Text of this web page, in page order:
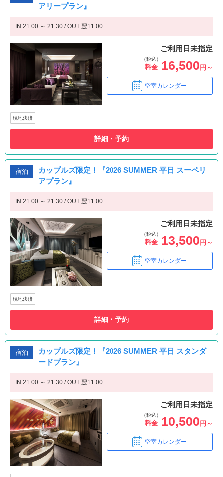
アリープラン』
IN 21:00 ～ 21:30 / OUT 翌11:00
ご利用日未指定
（税込）
料金 16,500 円～
空室カレンダー
現地決済
詳細・予約
宿泊
カップルズ限定！『2026 SUMMER 平日 スーペリ
アプラン』
IN 21:00 ～ 21:30 / OUT 翌11:00
ご利用日未指定
（税込）
料金 13,500 円～
空室カレンダー
現地決済
詳細・予約
宿泊
カップルズ限定！『2026 SUMMER 平日 スタンダ
ードプラン』
IN 21:00 ～ 21:30 / OUT 翌11:00
ご利用日未指定
（税込）
料金 10,500 円～
空室カレンダー